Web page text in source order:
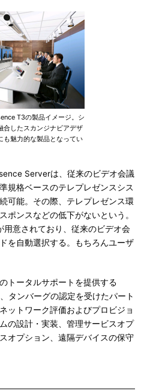
T3の製品イメージ。シ
合したスカンジナビアデザ
も魅力的な製品となってい
Serverは、従来のビデオ会議
規格ベースのテレプレゼンスシス
可能。その際、テレプレゼンス環
ポンスなどの低下がないという。
用意されており、従来のビデオ会
を自動選択する。もちろんユーザ
トータルサポートを提供する
タンバーグの認定を受けたパート
ットワーク評価およびプロビジョ
の設計・実装、管理サービスオプ
オプション、遠隔デバイスの保守